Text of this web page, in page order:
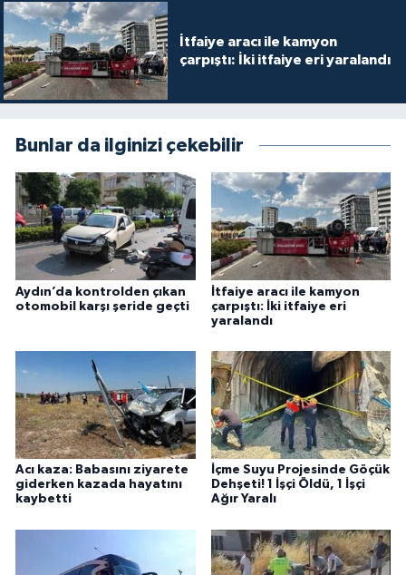
İtfaiye aracı ile kamyon
çarpıştı: İki itfaiye eri yaralandı
Bunlar da ilginizi çekebilir
Aydın’da kontrolden çıkan
otomobil karşı şeride geçti
İtfaiye aracı ile kamyon
çarpıştı: İki itfaiye eri
yaralandı
Acı kaza: Babasını ziyarete
giderken kazada hayatını
kaybetti
İçme Suyu Projesinde Göçük
Dehşeti! 1 İşçi Öldü, 1 İşçi
Ağır Yaralı